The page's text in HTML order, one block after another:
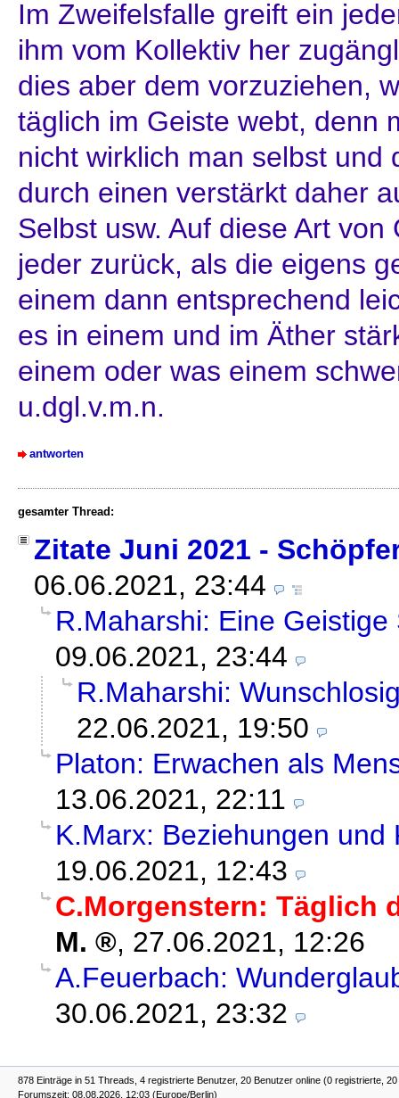
Im Zweifelsfalle greift ein
ihm vom Kollektiv her
dies aber dem vorzuziehen,
täglich im Geiste webt, denn
nicht wirklich man selbst und
durch einen verstärkt daher
Selbst usw. Auf diese Art
jeder zurück, als die eigens
einem dann entsprechend
es in einem und im Äther
einem oder was einem
u.dgl.v.m.n.
antworten
gesamter Thread:
Zitate Juni 2021 -
06.06.2021, 23:44
R.Maharshi: Eine Geistige
09.06.2021, 23:44
R.Maharshi:
22.06.2021, 19:50
Platon: Erwachen als
13.06.2021, 22:11
K.Marx: Beziehungen und
19.06.2021, 12:43
C.Morgenstern: Täglich
M.
, 27.06.2021, 12:26
A.Feuerbach:
30.06.2021, 23:32
878 Einträge in 51 Threads, 4 registrierte Benutzer, 20 Benutzer online (0 registrierte,
Forumszeit: 08.08.2026, 12:03 (Europe/Berlin)